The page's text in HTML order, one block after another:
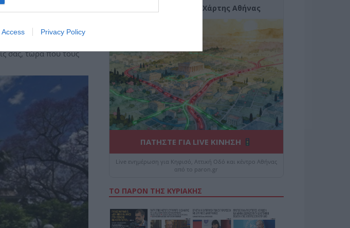
Access Privacy Policy
σας, τώρα που τους
Κίνηση Τώρα: Live Χάρτης Αθήνας
ΠΑΤΗΣΤΕ ΓΙΑ LIVE ΚΙΝΗΣΗ
Live ενημέρωση για Κηφισό, Αττική Οδό και κέντρο Αθήνας
από το paron.gr
ΤΟ ΠΑΡΟΝ ΤΗΣ ΚΥΡΙΑΚΗΣ